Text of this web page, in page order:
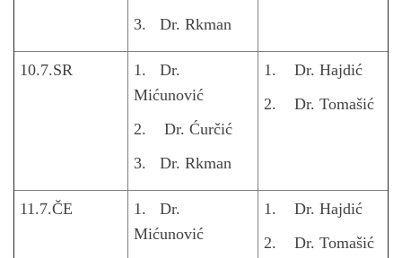
3. Dr. Rkman
10.7.SR
1. Dr.
Mićunović
2. Dr. Ćurčić
3. Dr. Rkman
1. Dr. Hajdić
2. Dr. Tomašić
11.7.ČE
1. Dr.
Mićunović
1. Dr. Hajdić
2. Dr. Tomašić